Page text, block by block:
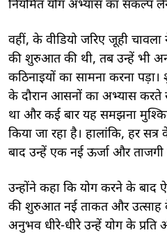
नियमित योग अभ्यास का संकल्प
वहीं, के वीडियो जरिए जूही
की शुरुआत की थी, तब उन्हें भी
कठिनाइयों का सामना करना
के दौरान आसनों का अभ्यास करते
था और कई बार यह समझना
किया जा रहा है। हालांकि, हर
बाद उन्हें एक नई ऊर्जा और
उन्होंने कहा कि योग करने के बाद
की शुरुआत नई ताकत और उत्साह के
अनुभव धीरे-धीरे उन्हें योग के प्रति